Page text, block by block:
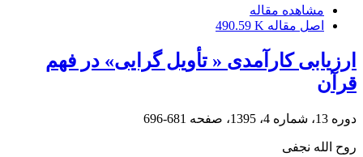
مشاهده مقاله
اصل مقاله 490.59 K
ارزیابی کارآمدی « تأویل گرایی» در فهم
قرآن
دوره 13، شماره 4، 1395، صفحه 681-696
روح الله نجفی